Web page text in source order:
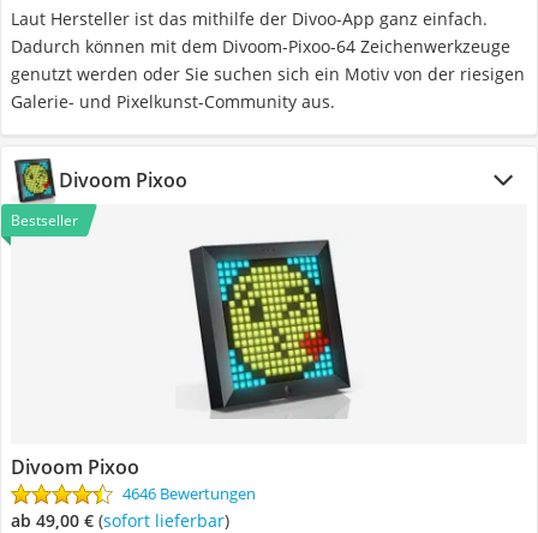
Laut Hersteller ist das mithilfe der Divoo-App ganz einfach.
Dadurch können mit dem Divoom-Pixoo-64 Zeichenwerkzeuge
genutzt werden oder Sie suchen sich ein Motiv von der riesigen
Galerie- und Pixelkunst-Community aus.
Divoom Pixoo
Bestseller
Divoom Pixoo
4646 Bewertungen
ab 49,00 € ( Sofort lieferbar)